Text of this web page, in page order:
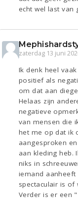
echt wel last van
zaterdag 13 juni
Ik denk heel
positief als
om dat aan
Helaas zijn
negatieve
van mensen die
het me op dat ik
aangesproken
aan kleding heb.
niks in
iemand
spectaculair is of
Verder is er een